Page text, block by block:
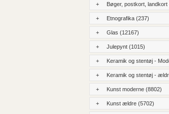
+ Bøger, postkort, landkort
+ Etnografika (237)
+ Glas (12167)
+ Julepynt (1015)
+ Keramik og stentøj -
+ Keramik og stentøj -
+ Kunst moderne (8802)
+ Kunst ældre (5702)